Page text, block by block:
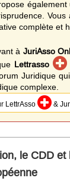
complète et
à JuriAsso
Lettrasso
Juridique
complexe.
LettrAsso &
le CDD